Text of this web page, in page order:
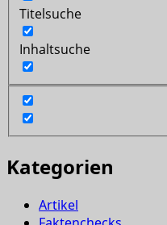
Titelsuche
Inhaltsuche
Kategorien
Artikel